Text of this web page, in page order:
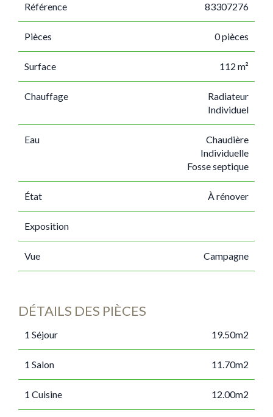
Référence 83307276
Pièces 0 pièces
Surface 112 m²
Chauffage
Radiateur
Individuel
Eau
Chaudière
Individuelle
Fosse septique
État À rénover
Exposition
Vue Campagne
DÉTAILS DES PIÈCES
1 Séjour 19.50m2
1 Salon 11.70m2
1 Cuisine 12.00m2